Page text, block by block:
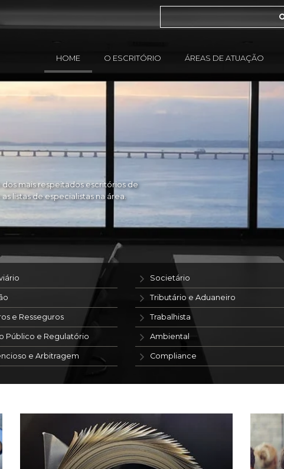
HOME O ESCRITÓRIO ÁREAS DE ATUAÇÃO
mais respeitados escritórios de
listas de especialistas na área.
e Resseguros
Público e Regulatório
e Arbitragem
Societário
Tributário e Aduaneiro
Trabalhista
Ambiental
Compliance